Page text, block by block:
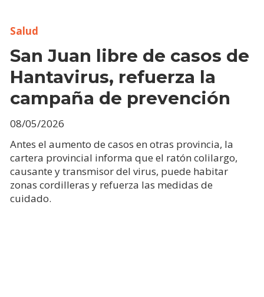
San Juan libre de casos de
Hantavirus, refuerza la
campaña de prevención
Antes el aumento de casos en otras provincia, la
cartera provincial informa que el ratón colilargo,
causante y transmisor del virus, puede habitar
zonas cordilleras y refuerza las medidas de
cuidado.
Salud
08/05/2026